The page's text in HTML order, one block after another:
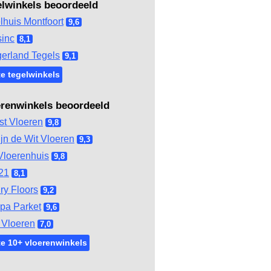
beoordeeld
Montfoort 9,6
8,1
Tegels 9,1
tegelwinkels
beoordeeld
Vloeren 9,8
de Wit Vloeren 9,3
9,8
8,1
Floors 9,2
Parket 9,6
7,0
10+ vloerenwinkels